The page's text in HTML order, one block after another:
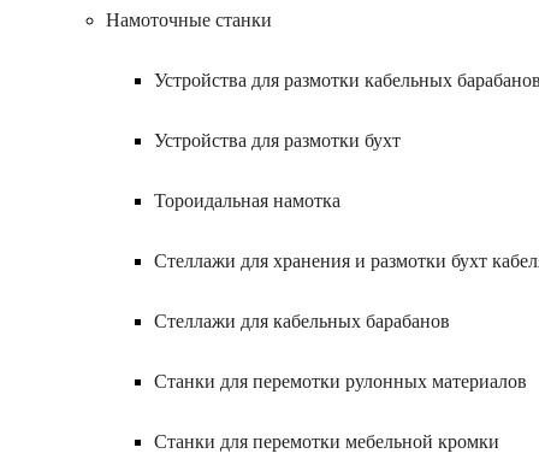
Намоточные станки
Устройства для размотки кабельных
Устройства для размотки бухт
Тороидальная намотка
Стеллажи для хранения и размотки бухт
Стеллажи для кабельных барабанов
Станки для перемотки рулонных материалов
Станки для перемотки мебельной кромки